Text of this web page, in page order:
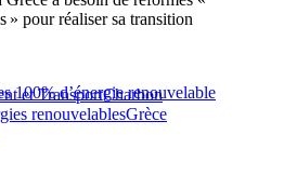
» pour réaliser sa transition
100% d’énergie renouvelable
et TransportCharbon
renouvelablesGrèce